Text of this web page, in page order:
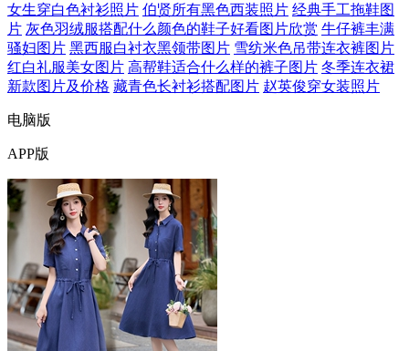
女生穿白色衬衫照片 伯贤所有黑色西装照片 经典手工拖鞋图
片 灰色羽绒服搭配什么颜色的鞋子好看图片欣赏 牛仔裤丰满
骚妇图片 黑西服白衬衣黑领带图片 雪纺米色吊带连衣裤图片
红白礼服美女图片 高帮鞋适合什么样的裤子图片 冬季连衣裙
新款图片及价格 藏青色长衬衫搭配图片 赵英俊穿女装照片
电脑版
APP版